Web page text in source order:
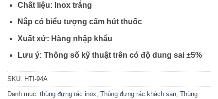
Chất liệu: Inox trắng
Nắp có biểu tượng cấm hút thuốc
Xuất xứ: Hàng nhập khẩu
Lưu ý: Thông số kỹ thuật trên có độ dung sai ±5%
SKU: HTI-94A
Danh mục: thùng đựng rác inox, Thùng đựng rác khách sạn, Thùng